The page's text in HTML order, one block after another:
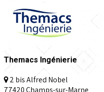
Themacs Ingénierie
2 bis Alfred Nobel
77420 Champs-sur-Marne